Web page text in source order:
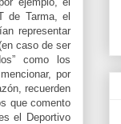
de Tarma, el
representar
caso de ser
como los
por
recuerden
que comento
el Deportivo